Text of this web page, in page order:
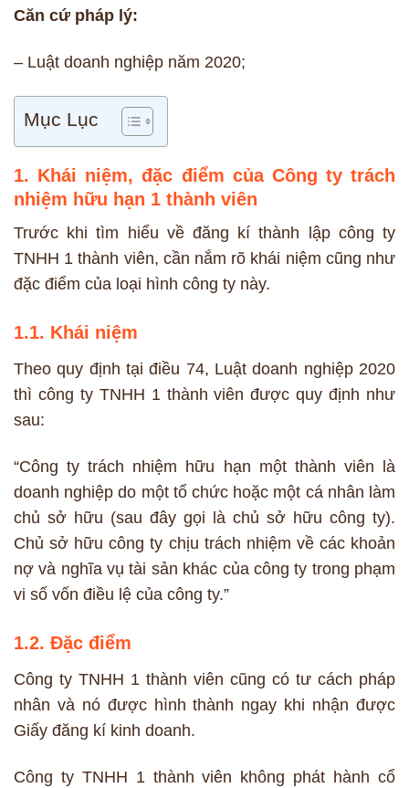
Căn cứ pháp lý:
– Luật doanh nghiệp năm 2020;
Mục Lục
1. Khái niệm, đặc điểm của Công ty trách
nhiệm hữu hạn 1 thành viên
Trước khi tìm hiểu về đăng kí thành lập công ty
TNHH 1 thành viên, cần nắm rõ khái niệm cũng như
đặc điểm của loại hình công ty này.
1.1. Khái niệm
Theo quy định tại điều 74, Luật doanh nghiệp 2020
thì công ty TNHH 1 thành viên được quy định như
sau:
“Công ty trách nhiệm hữu hạn một thành viên là
doanh nghiệp do một tổ chức hoặc một cá nhân làm
chủ sở hữu (sau đây gọi là chủ sở hữu công ty).
Chủ sở hữu công ty chịu trách nhiệm về các khoản
nợ và nghĩa vụ tài sản khác của công ty trong phạm
vi số vốn điều lệ của công ty.”
1.2. Đặc điểm
Công ty TNHH 1 thành viên cũng có tư cách pháp
nhân và nó được hình thành ngay khi nhận được
Giấy đăng kí kinh doanh.
Công ty TNHH 1 thành viên không phát hành cổ